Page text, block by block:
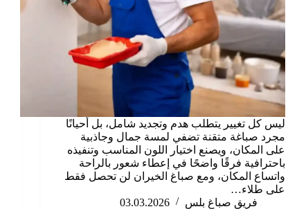
ليس كل تغيير يتطلب هدم وتجديد شامل، بل أحيانًا
مجرد صباغة متقنة تضفي لمسة جمال وجاذبية
على المكان، ويصنع اختيار اللون المناسب وتنفيذه
باحترافية فرقًا واضحًا في إعطاء شعور بالراحة
واتساع المكان، ومع صباغ الخيران لن تحصل فقط
على طلاء…
فريق صباغ بلس
03.03.2026